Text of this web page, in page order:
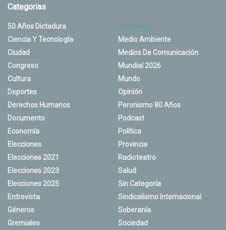
Categorias
50 Años Dictadura
Ciencia Y Tecnología
Ciudad
Congreso
Cultura
Deportes
Derechos Humanos
Documento
Economía
Elecciones
Elecciones 2021
Elecciones 2023
Elecciones 2025
Entrevista
Géneros
Gremiales
Medio Ambiente
Medios De Comunicación
Mundial 2026
Mundo
Opinión
Peronismo 80 Años
Podcast
Política
Provincia
Radioteatro
Salud
Sin Categoría
Sindicalismo Internacional
Soberanía
Sociedad